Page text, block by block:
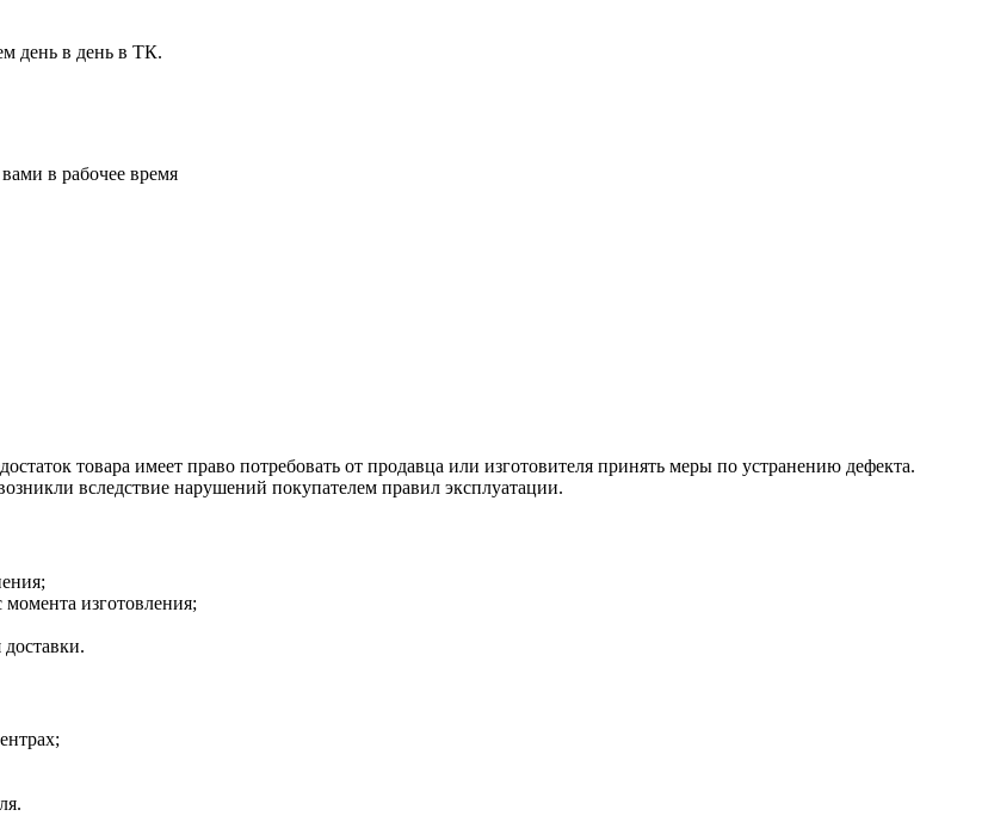
день в день в ТК.
в рабочее время
товара имеет право потребовать от продавца или изготовителя принять меры по устранению дефекта.
вследствие нарушений покупателем правил эксплуатации.
изготовления;
доставки.